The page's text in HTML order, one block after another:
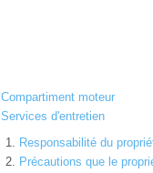
Compartiment moteur
Services d'entretien
Responsabilité du
Précautions que le